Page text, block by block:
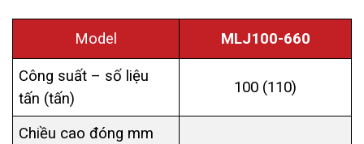
Model MLJ100-660
Công suất – số liệu
tấn (tấn)
100 (110)
Chiều cao đóng mm